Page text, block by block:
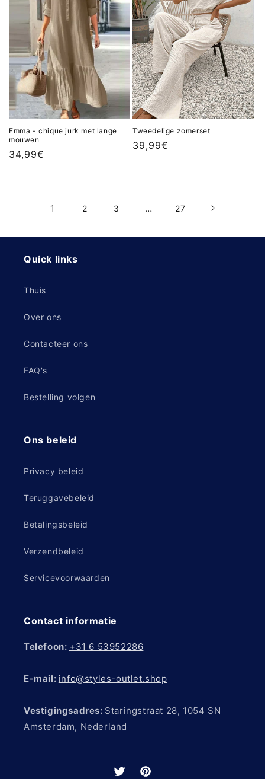
Emma - chique jurk met lange
mouwen
Normale
34,99€
Tweedelige zomerset
Normale
39,99€
1 2 3 … 27
Quick links
Thuis
Over ons
Contacteer ons
FAQ's
Bestelling volgen
Ons beleid
Privacy beleid
Teruggavebeleid
Betalingsbeleid
Verzendbeleid
Servicevoorwaarden
Contact informatie
Telefoon: +31 6 53952286
E-mail: info@styles-outlet.shop
Vestigingsadres: Staringstraat 28, 1054 SN
Amsterdam, Nederland